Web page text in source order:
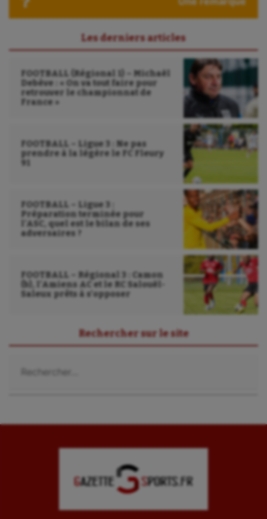
UNSS
Voile
Wakeboard
Water-polo
Les derniers articles
FOOTBALL (Régional 1) – Michaël
Debève : « On va tout faire pour
retrouver le championnat de
France »
FOOTBALL – Ligue 3 : Ne pas
prendre à la légère le FC Fleury
91
FOOTBALL – Ligue 3 :
Préparation terminée pour
l’ASC, quel est le bilan de ses
adversaires ?
FOOTBALL – Régional 3 : Camon
(b), l’Amiens AC et le RC Salouël-
Saleux prêts à s’opposer
Rechercher sur le site